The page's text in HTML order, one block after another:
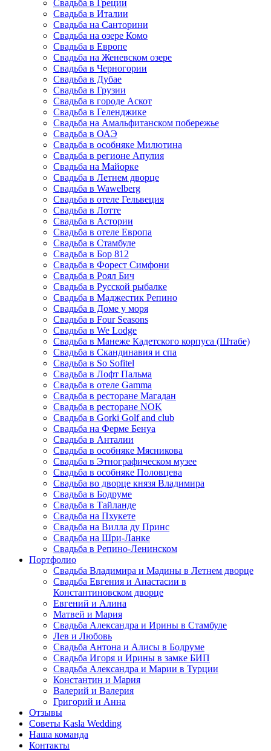
Свадьба в Греции
Свадьба в Италии
Свадьба на Санторини
Свадьба на озере Комо
Свадьба в Европе
Свадьба на Женевском озере
Свадьба в Черногории
Свадьба в Дубае
Свадьба в Грузии
Свадьба в городе Аскот
Свадьба в Геленджике
Свадьба на Амальфитанском побережье
Свадьба в ОАЭ
Свадьба в особняке Милютина
Свадьба в регионе Апулия
Свадьба на Майорке
Свадьба в Летнем дворце
Свадьба в Wawelberg
Свадьба в отеле Гельвеция
Свадьба в Лотте
Свадьба в Астории
Свадьба в отеле Европа
Свадьба в Стамбуле
Свадьба в Бор 812
Свадьба в Форест Симфони
Свадьба в Роял Бич
Свадьба в Русской рыбалке
Свадьба в Маджестик Репино
Свадьба в Доме у моря
Свадьба в Four Seasons
Свадьба в We Lodge
Свадьба в Манеже Кадетского корпуса (Штабе)
Свадьба в Скандинавия и спа
Свадьба в So Sofitel
Свадьба в Лофт Пальма
Свадьба в отеле Gamma
Свадьба в ресторане Магадан
Свадьба в ресторане NOK
Свадьба в Gorki Golf and club
Свадьба на Ферме Бенуа
Свадьба в Анталии
Свадьба в особняке Мясникова
Свадьба в Этнографическом музее
Свадьба в особняке Половцева
Свадьба во дворце князя Владимира
Свадьба в Бодруме
Свадьба в Тайланде
Свадьба на Пхукете
Свадьба на Вилла ду Принс
Свадьба на Шри-Ланке
Свадьба в Репино-Ленинском
Портфолио
Свадьба Владимира и Мадины в Летнем дворце
Свадьба Евгения и Анастасии в
Константиновском дворце
Евгений и Алина
Матвей и Мария
Свадьба Александра и Ирины в Стамбуле
Лев и Любовь
Свадьба Антона и Алисы в Бодруме
Свадьба Игоря и Ирины в замке БИП
Свадьба Александра и Марии в Турции
Константин и Мария
Валерий и Валерия
Григорий и Анна
Отзывы
Советы Kasla Wedding
Наша команда
Контакты